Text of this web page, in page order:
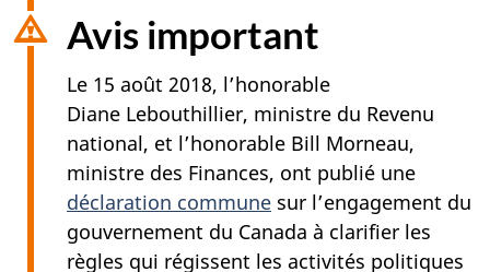
Avis important
Le 15 août 2018, l’honorable
Diane Lebouthillier, ministre du Revenu
national, et l’honorable Bill Morneau,
ministre des Finances, ont publié une
déclaration commune sur l’engagement du
gouvernement du Canada à clarifier les
règles qui régissent les activités politiques